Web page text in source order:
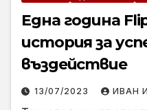
Една година
история за
въздействие
13/07/2023 ИВАН